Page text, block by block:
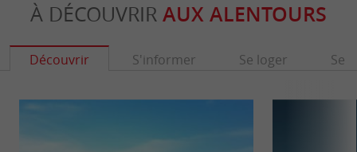
À DÉCOUVRIR AUX ALENTOURS
Découvrir S'informer Se loger Se